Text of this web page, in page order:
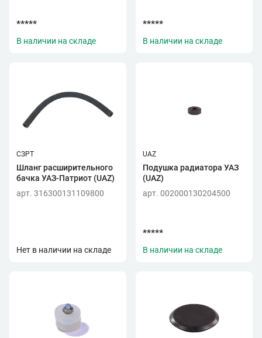
*****
В наличии на складе
*****
В наличии на складе
СЗРТ
Шланг расширительного
бачка УАЗ-Патриот (UAZ)
арт. 316300131109800
Нет в наличии на складе
UAZ
Подушка радиатора УАЗ
(UAZ)
арт. 002000130204500
*****
В наличии на складе